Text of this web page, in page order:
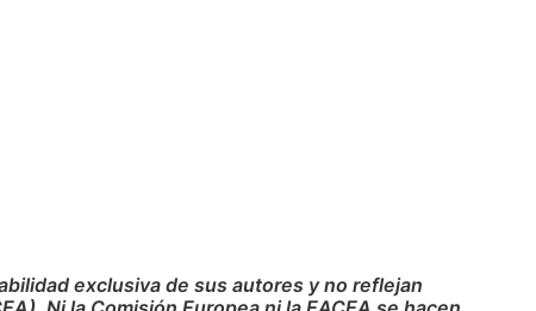
exclusiva de sus autores y no reflejan